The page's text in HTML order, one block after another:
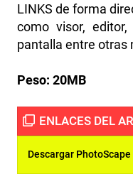
LINKS de forma
como visor,
pantalla entre otras
Peso: 20MB
Descargar PhotoScape